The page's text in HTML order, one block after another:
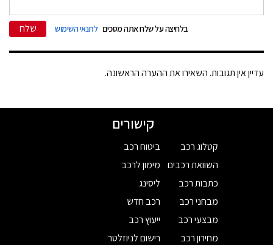
בלחיצה על שלח אתה מסכים לתנאי השימוש שלח
עדיין אין תגובות. השאירו את ההערה הראשונה.
קישורים
קטלוג רכב
השוואת רכבים
כתבות רכב
מבחני רכב
מבצעי רכב
מחירון רכב
ביטוח רכב
מימון לרכב
ליסינג
רכב חדש
ייעוץ רכב
רישום לניוזלטר